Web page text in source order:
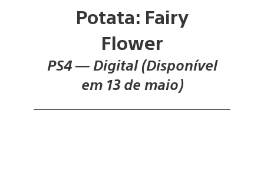
Potata: Fairy
Flower
PS4 — Digital (Disponível
em 13 de maio)